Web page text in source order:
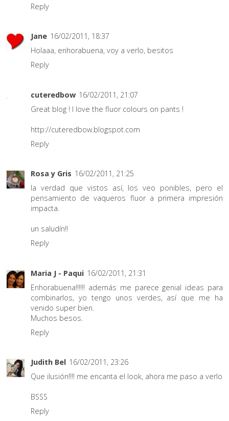
Reply
Jane 16/02/2011, 18:37
Holaaa, enhorabuena, voy a verlo, besitos
Reply
cuteredbow 16/02/2011, 21:07
Great blog ! I love the fluor colours on pants !
http://cuteredbow.blogspot.com
Reply
Rosa y Gris 16/02/2011, 21:25
la verdad que vistos así, los veo ponibles, pero el
pensamiento de vaqueros fluor a primera impresión
impacta.
un saludín!!
Reply
Maria J - Paqui 16/02/2011, 21:31
Enhorabuena!!!!!! además me parece genial ideas para
combinarlos, yo tengo unos verdes, así que me ha
venido super bien.
Muchos besos.
Reply
Judith Bel 16/02/2011, 23:26
Que ilusión!!!! me encanta el look, ahora me paso a verlo
BSSS
Reply